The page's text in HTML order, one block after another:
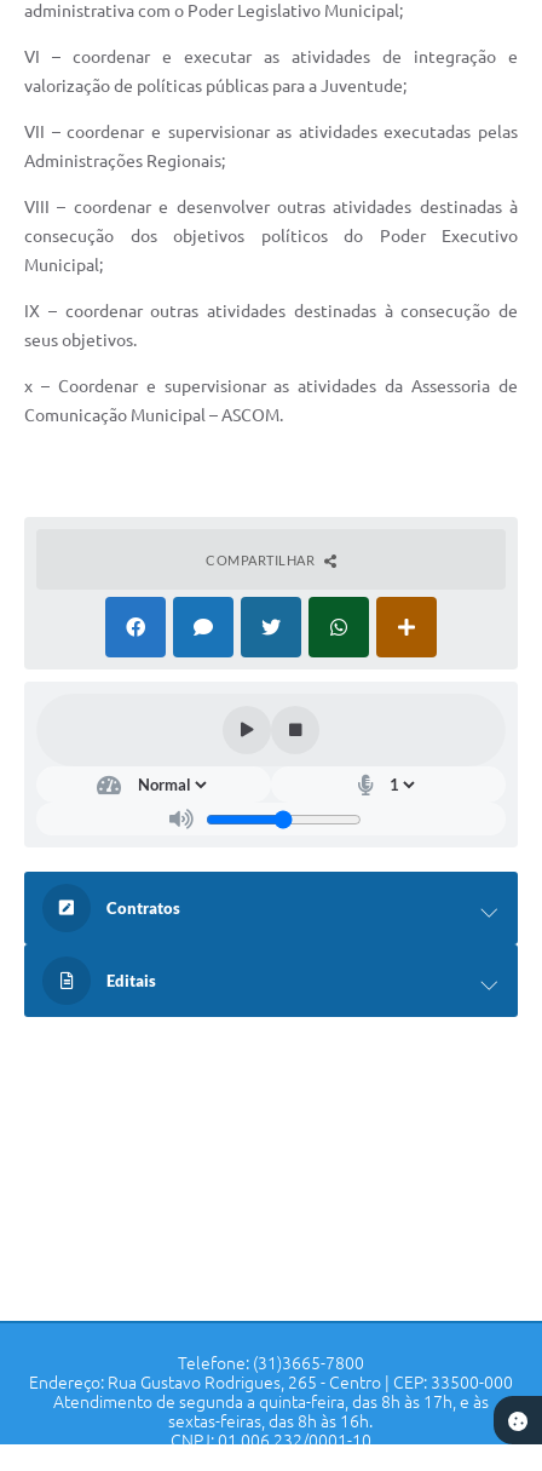
administrativa com o Poder Legislativo Municipal;
VI – coordenar e executar as atividades de integração e
valorização de políticas públicas para a Juventude;
VII – coordenar e supervisionar as atividades executadas pelas
Administrações Regionais;
VIII – coordenar e desenvolver outras atividades destinadas à
consecução dos objetivos políticos do Poder Executivo
Municipal;
IX – coordenar outras atividades destinadas à consecução de
seus objetivos.
x – Coordenar e supervisionar as atividades da Assessoria de
Comunicação Municipal – ASCOM.
COMPARTILHAR
Contratos
Editais
Telefone: (31)3665-7800
Endereço: Rua Gustavo Rodrigues, 265 - Centro | CEP: 33500-000
Atendimento de segunda a quinta-feira, das 8h às 17h, e às
sextas-feiras, das 8h às 16h.
CNPJ: 01.006.232/0001-10